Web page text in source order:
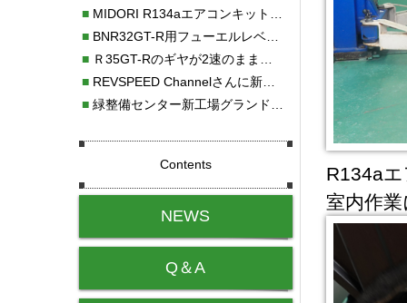
R134a
室内作
■MIDORI R134aエアコンキットタイプⅡ取り付け
■BNR32GT-R用フューエルレベルセンサー新発売！！
■Ｒ35GT-Rのギヤが2速のまま変速しない！！
■REVSPEED Channelさんに新社屋を紹介していただきました!!
■緑整備センター新工場グランドオープン・続報
Contents
NEWS
Q＆A